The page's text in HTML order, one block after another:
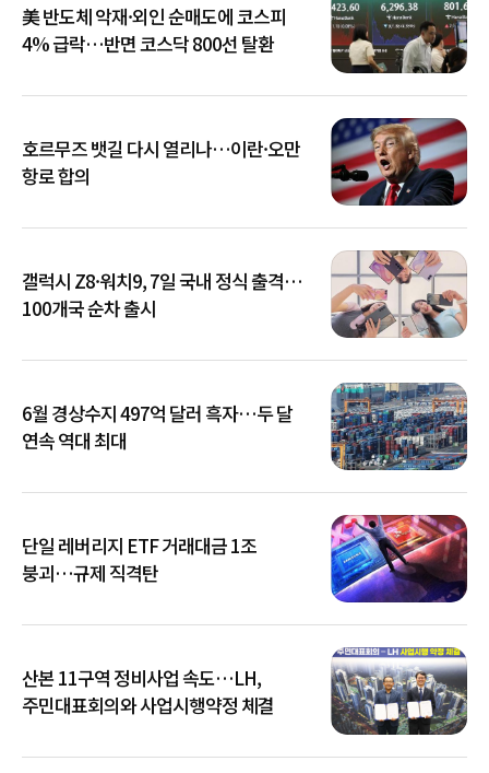
美 반도체 악재·외인 순매도에 코스피
4% 급락…반면 코스닥 800선 탈환
호르무즈 뱃길 다시 열리나…이란·오만
항로 합의
갤럭시 Z8·워치9, 7일 국내 정식 출격…
100개국 순차 출시
6월 경상수지 497억 달러 흑자…두 달
연속 역대 최대
단일 레버리지 ETF 거래대금 1조
붕괴…규제 직격탄
산본 11구역 정비사업 속도…LH,
주민대표회의와 사업시행약정 체결